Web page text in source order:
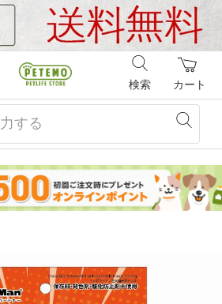
カート
検索